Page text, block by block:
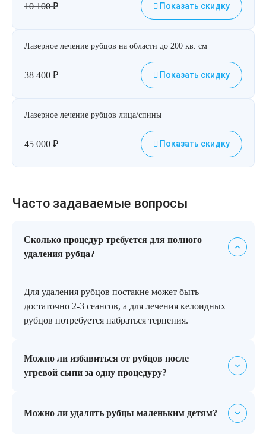
10 100₽ Показать скидку
Лазерное лечение рубцов на области до 200 кв. см
38 400₽ Показать скидку
Лазерное лечение рубцов лица/спины
45 000₽ Показать скидку
Часто задаваемые вопросы
Сколько процедур требуется для полного
удаления рубца?
Для удаления рубцов постакне может быть
достаточно 2-3 сеансов, а для лечения келоидных
рубцов потребуется набраться терпения.
Можно ли избавиться от рубцов после
угревой сыпи за одну процедуру?
Да, при небольшой глубине и размере рубцов.
Можно ли удалять рубцы маленьким детям?